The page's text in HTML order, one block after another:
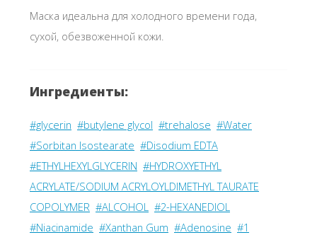
Маска идеальна для холодного времени года,
сухой, обезвоженной кожи.
Ингредиенты:
#glycerin #butylene glycol #trehalose #Water
#Sorbitan Isostearate #Disodium EDTA
#ETHYLHEXYLGLYCERIN #HYDROXYETHYL
ACRYLATE/SODIUM ACRYLOYLDIMETHYL TAURATE
COPOLYMER #ALCOHOL
#2-HEXANEDIOL
#Niacinamide #Xanthan Gum #Adenosine #1